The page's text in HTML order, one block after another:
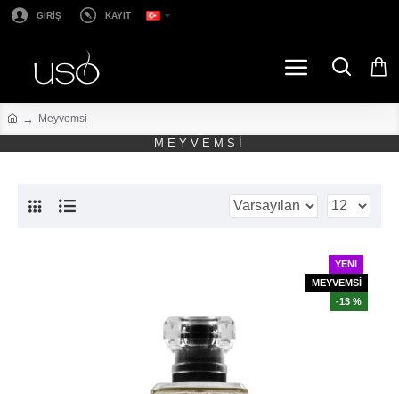
GİRİŞ KAYIT
Meyvemsi
MEYVEMSI
YENI
MEYVEMSİ
-13 %